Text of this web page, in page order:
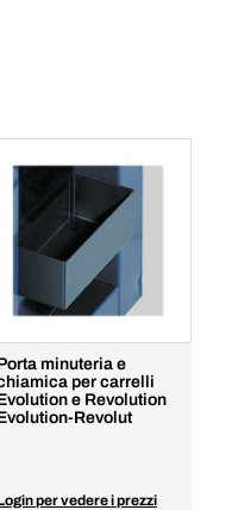
minuteria e
per carrelli
e Revolution
Revolut
per vedere i prezzi